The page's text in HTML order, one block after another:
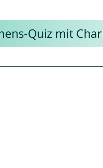
Quiz mit